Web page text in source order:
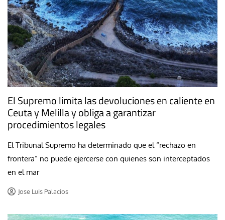
El Supremo limita las devoluciones en caliente en
Ceuta y Melilla y obliga a garantizar
procedimientos legales
El Tribunal Supremo ha determinado que el “rechazo en
frontera” no puede ejercerse con quienes son interceptados
en el mar
Jose Luis Palacios